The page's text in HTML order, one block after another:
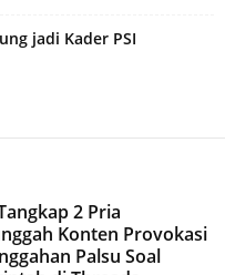
jadi Kader PSI
2 Pria
Konten Provokasi
Palsu Soal